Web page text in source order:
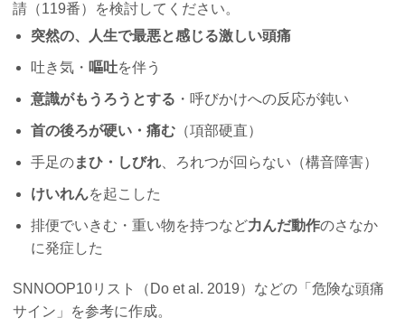
請（119番）を検討してください。
突然の、人生で最悪と感じる激しい頭痛
吐き気・嘔吐を伴う
意識がもうろうとする ・呼びかけへの反応が鈍い
首の後ろが硬い・痛む （項部硬直）
手足のまひ・しびれ、ろれつが回らない（構音障害）
けいれんを起こした
排便でいきむ・重い物を持つなど力んだ動作のさなか
に発症した
SNNOOP10リスト（Do et al. 2019）などの「危険な頭痛
サイン」を参考に作成。